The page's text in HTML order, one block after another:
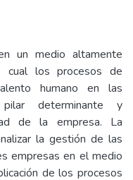
un medio altamente
cual los procesos de
humano en las
pilar determinante y
de la empresa. La
la gestión de las
empresas en el medio
de los procesos